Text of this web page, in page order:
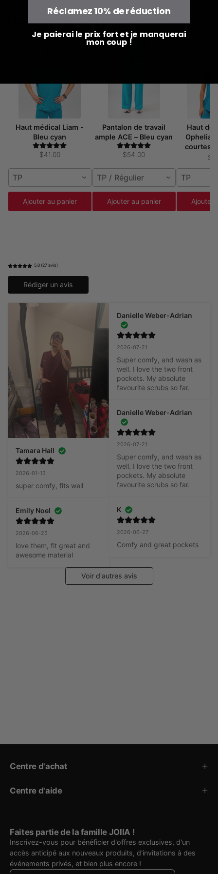
Les internautes ont aussi acheté
Haut médical Liam -
Bleu cyan
$41.00
TP
Ajouter au panier
Pantalon de travail
ample ACE – Bleu cyan
$54.00
TP / Régulier
Ajouter au panier
Haut de
Ophelia
courtes
TP
Ajouter
5.0 (27 avis)
Rédiger un avis
Tamara Hall
2026-01-13
super comfy, fits well
Emily Noel
2026-06-25
love them, fit great and
awesome material
Danielle Weber-Adrian
2026-07-21
Super comfy, and wash as
well. I love the two front
pockets. My absolute
favourite scrubs so far.
Danielle Weber-Adrian
2026-07-21
Super comfy, and wash as
well. I love the two front
pockets. My absolute
favourite scrubs so far.
K
2026-06-27
Comfy and great pockets
Voir d'autres avis
Centre d'achat
Centre d'aide
Faites partie de la famille JOIIA !
Inscrivez-vous pour bénéficier d'offres exclusives, d'un
accès anticipé aux nouveaux produits, d'invitations à des
événements privés, et bien plus encore !
Réclamez 10% de réduction
Je paierai le prix fort et je manquerai
mon coup !